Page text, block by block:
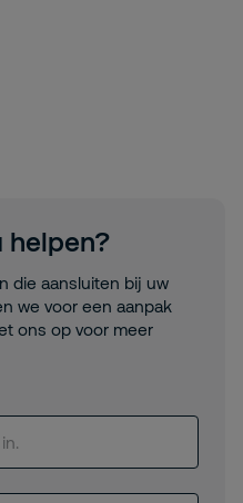
helpen?
die aansluiten bij uw
we voor een aanpak
ons op voor meer